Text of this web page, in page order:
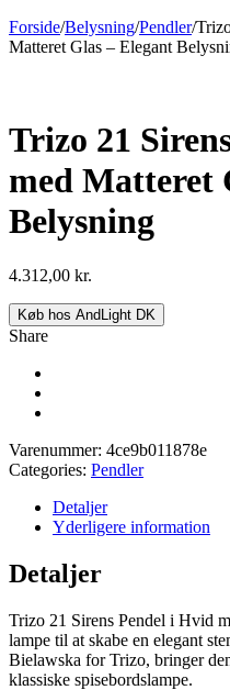
Forside/Belysning/Pendler/
Matteret Glas – Elegant
Trizo 21
med Matteret
Belysning
4.312,00 kr.
Køb hos AndLight DK
Share
Varenummer: 4ce9b011878e
Categories: Pendler
Detaljer
Yderligere information
Detaljer
Trizo 21 Sirens Pendel i Hvid
lampe til at skabe en elegant
Bielawska for Trizo, bringer
klassiske spisebordslampe.